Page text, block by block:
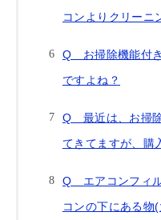
コンよりクリーニ
Q お掃除機能付
ですよね？
Q 最近は、お掃
てきてますが、購
Q エアコンフィ
コンの下にある物